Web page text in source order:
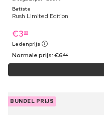
Batiste
Rush Limited Edition
€3 99
Ledenprijs
Normale prijs:€6 39
BUNDEL PRIJS